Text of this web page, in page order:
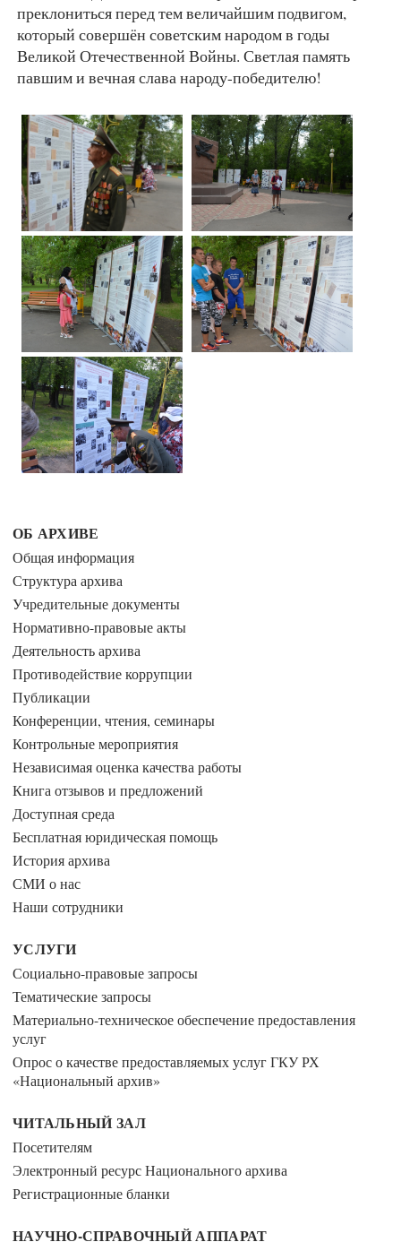
преклониться перед тем величайшим подвигом,
который совершён советским народом в годы
Великой Отечественной Войны. Светлая память
павшим и вечная слава народу-победителю!
ОБ АРХИВЕ
Общая информация
Структура архива
Учредительные документы
Нормативно-правовые акты
Деятельность архива
Противодействие коррупции
Публикации
Конференции, чтения, семинары
Контрольные мероприятия
Независимая оценка качества работы
Книга отзывов и предложений
Доступная среда
Бесплатная юридическая помощь
История архива
СМИ о нас
Наши сотрудники
УСЛУГИ
Социально-правовые запросы
Тематические запросы
Материально-техническое обеспечение предоставления
услуг
Опрос о качестве предоставляемых услуг ГКУ РХ
«Национальный архив»
ЧИТАЛЬНЫЙ ЗАЛ
Посетителям
Электронный ресурс Национального архива
Регистрационные бланки
НАУЧНО-СПРАВОЧНЫЙ АППАРАТ